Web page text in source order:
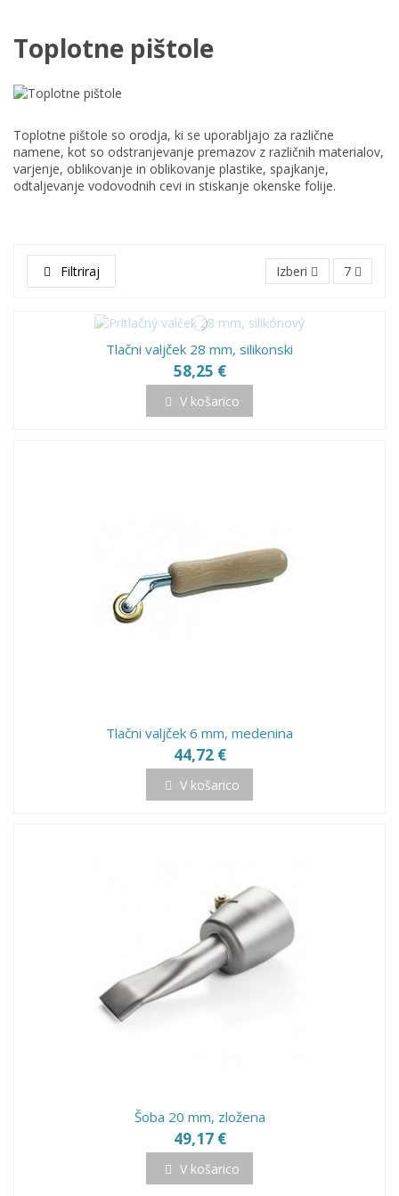
Toplotne pištole
Toplotne pištole so orodja, ki se uporabljajo za različne
namene, kot so odstranjevanje premazov z različnih materialov,
varjenje, oblikovanje in oblikovanje plastike, spajkanje,
odtaljevanje vodovodnih cevi in stiskanje okenske folije.
Filtriraj Izberi 7
Tlačni valjček 28 mm, silikonski
58,25 €
V košarico
Tlačni valjček 6 mm, medenina
44,72 €
V košarico
Šoba 20 mm, zložena
49,17 €
V košarico